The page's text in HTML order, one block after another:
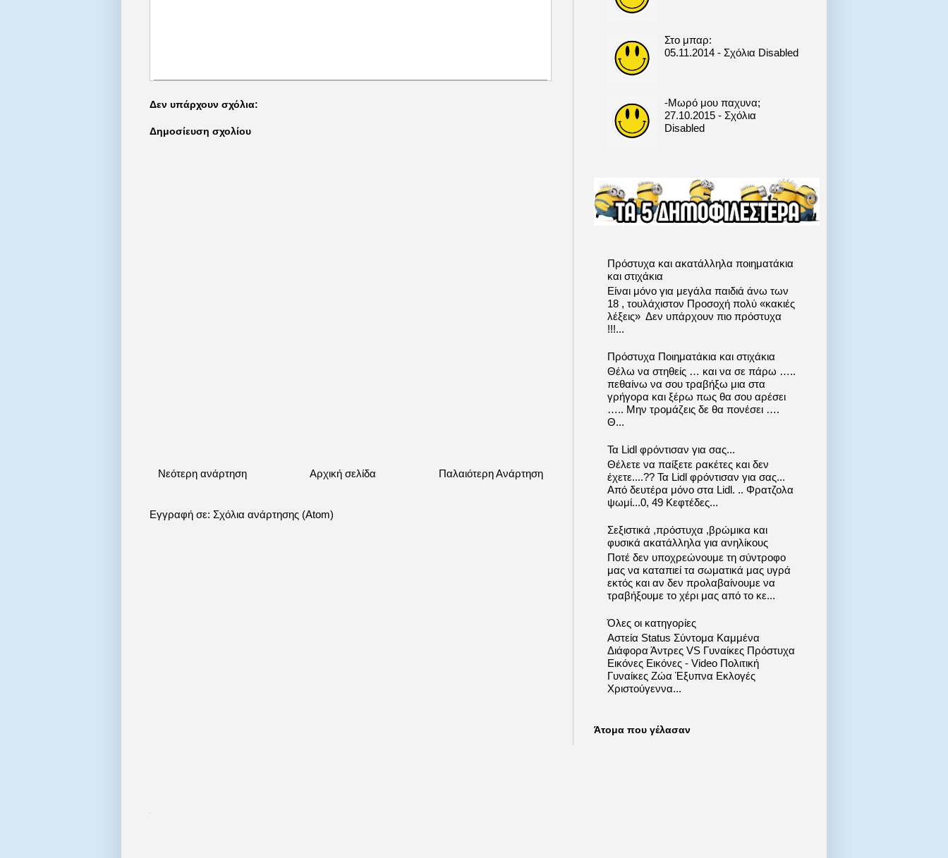
Δεν υπάρχουν σχόλια:
Δημοσίευση σχολίου
Νεότερη ανάρτηση Παλαιότερη Ανάρτηση
Αρχική σελίδα
Εγγραφή σε: Σχόλια ανάρτησης (Atom)
Στο μπαρ:
05.11.2014 - Σχόλια Disabled
-Μωρό μου παχυνα;
27.10.2015 - Σχόλια
Disabled
Πρόστυχα και ακατάλληλα ποιηματάκια
και στιχάκια
Είναι μόνο για μεγάλα παιδιά άνω των
18 , τουλάχιστον Προσοχή πολύ «κακιές
λέξεις» Δεν υπάρχουν πιο πρόστυχα
!!!...
Πρόστυχα Ποιηματάκια και στιχάκια
Θέλω να στηθείς … και να σε πάρω …..
πεθαίνω να σου τραβήξω μια στα
γρήγορα και ξέρω πως θα σου αρέσει
….. Μην τρομάζεις δε θα πονέσει ….
Θ...
Τα Lidl φρόντισαν για σας...
Θέλετε να παίξετε ρακέτες και δεν
έχετε....?? Τα Lidl φρόντισαν για σας...
Από δευτέρα μόνο στα Lidl. .. Φρατζολα
ψωμί...0, 49 Κεφτέδες...
Σεξιστικά ,πρόστυχα ,βρώμικα και
φυσικά ακατάλληλα για ανηλίκους
Ποτέ δεν υποχρεώνουμε τη σύντροφο
μας να καταπιεί τα σωματικά μας υγρά
εκτός και αν δεν προλαβαίνουμε να
τραβήξουμε το χέρι μας από το κε...
Όλες οι κατηγορίες
Αστεία Status Σύντομα Καμμένα
Διάφορα Άντρες VS Γυναίκες Πρόστυχα
Εικόνες Εικόνες - Video Πολιτική
Γυναίκες Ζώα Έξυπνα Εκλογές
Χριστούγεννα...
Άτομα που γέλασαν